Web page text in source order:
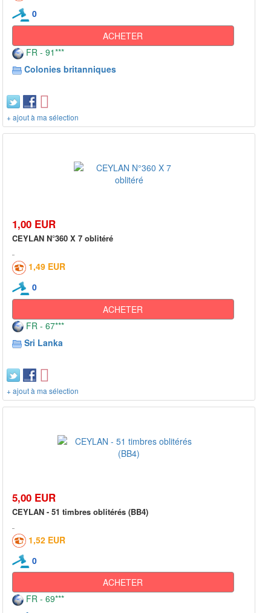
0
ACHETER
FR - 91***
Colonies britanniques
+ ajout à ma sélection
1,00 EUR
CEYLAN N°360 X 7 oblitéré
1,49 EUR
0
ACHETER
FR - 67***
Sri Lanka
+ ajout à ma sélection
5,00 EUR
CEYLAN - 51 timbres oblitérés (BB4)
1,52 EUR
0
ACHETER
FR - 69***